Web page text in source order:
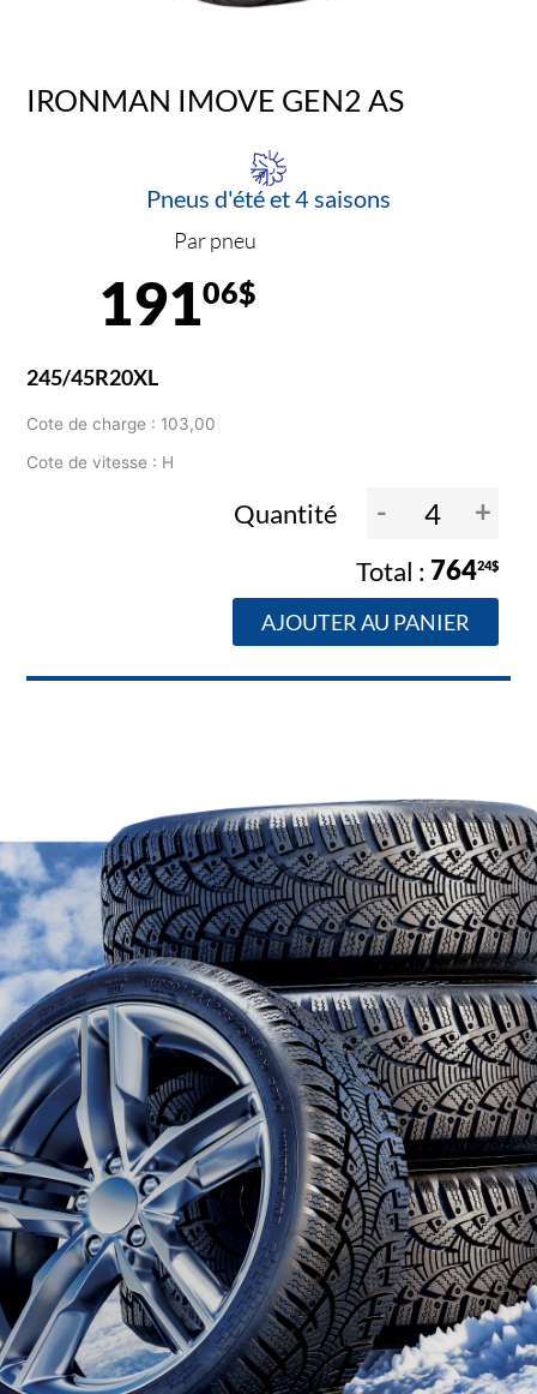
IRONMAN IMOVE GEN2 AS
Pneus d'été et 4 saisons
Par pneu
19106$
245/45R20XL
Cote de charge : 103,00
Cote de vitesse : H
Quantité - +
76424$
AJOUTER AU PANIER